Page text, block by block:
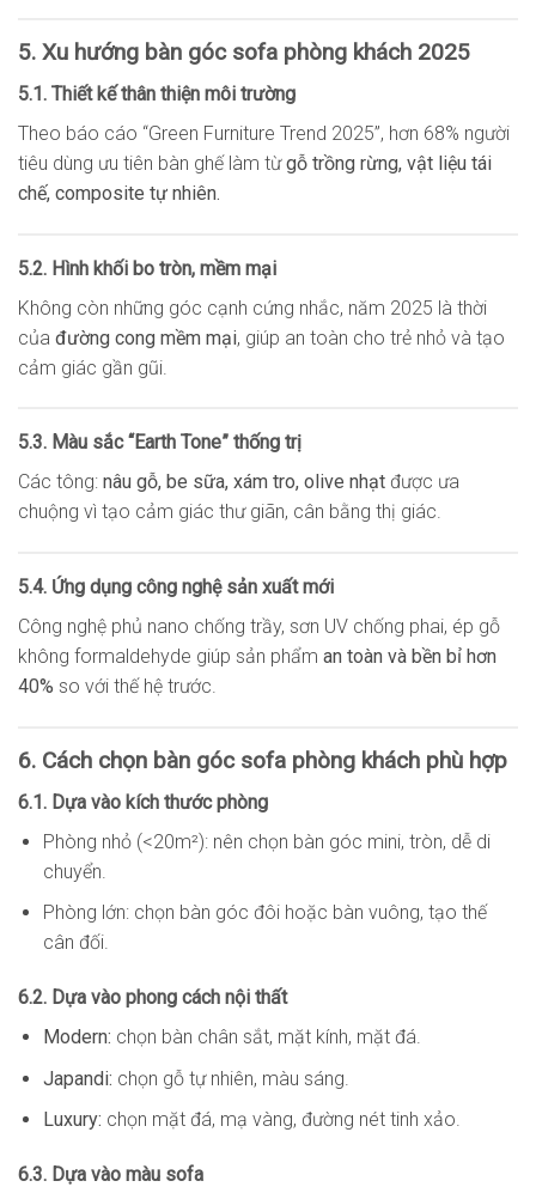
5. Xu hướng bàn góc sofa phòng khách 2025
5.1. Thiết kế thân thiện môi trường
Theo báo cáo “Green Furniture Trend 2025”, hơn 68% người
tiêu dùng ưu tiên bàn ghế làm từgỗ trồng rừng, vật liệu tái
chế, composite tự nhiên.
5.2. Hình khối bo tròn, mềm mại
Không còn những góc cạnh cứng nhắc, năm 2025 là thời
của đường cong mềm mại, giúp an toàn cho trẻ nhỏ và tạo
cảm giác gần gũi.
5.3. Màu sắc “Earth Tone” thống trị
Các tông: nâu gỗ, be sữa, xám tro, olive nhạt được ưa
chuộng vì tạo cảm giác thư giãn, cân bằng thị giác.
5.4. Ứng dụng công nghệ sản xuất mới
Công nghệ phủ nano chống trầy, sơn UV chống phai, ép gỗ
không formaldehyde giúp sản phẩm an toàn và bền bỉ hơn
40% so với thế hệ trước.
6. Cách chọn bàn góc sofa phòng khách phù hợp
6.1. Dựa vào kích thước phòng
Phòng nhỏ (<20m²): nên chọn bàn góc mini, tròn, dễ di
chuyển.
Phòng lớn: chọn bàn góc đôi hoặc bàn vuông, tạo thế
cân đối.
6.2. Dựa vào phong cách nội thất
Modern: chọn bàn chân sắt, mặt kính, mặt đá.
Japandi: chọn gỗ tự nhiên, màu sáng.
Luxury: chọn mặt đá, mạ vàng, đường nét tinh xảo.
6.3. Dựa vào màu sofa